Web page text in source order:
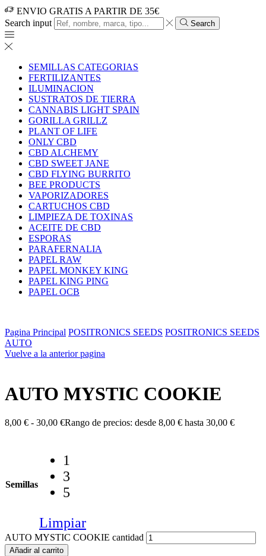
ENVIO GRATIS A PARTIR DE 35€
Search input
Search
SEMILLAS CATEGORIAS
FERTILIZANTES
ILUMINACION
SUSTRATOS DE TIERRA
CANNABIS LIGHT SPAIN
GORILLA GRILLZ
PLANT OF LIFE
ONLY CBD
CBD ALCHEMY
CBD SWEET JANE
CBD FLYING BURRITO
BEE PRODUCTS
VAPORIZADORES
CARTUCHOS CBD
LIMPIEZA DE TOXINAS
ACEITE DE CBD
ESPORAS
PARAFERNALIA
PAPEL RAW
PAPEL MONKEY KING
PAPEL KING PING
PAPEL OCB
Pagina Principal POSITRONICS SEEDS POSITRONICS SEEDS
AUTO
Vuelve a la anterior pagina
AUTO MYSTIC COOKIE
8,00 € - 30,00 €Rango de precios: desde 8,00 € hasta 30,00 €
Semillas
1
3
5
Limpiar
AUTO MYSTIC COOKIE cantidad
Añadir al carrito